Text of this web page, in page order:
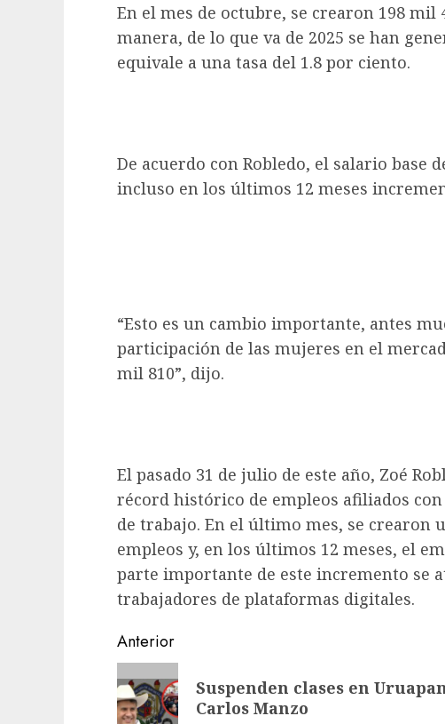
En el mes de octubre, se crearon 198 mil
manera, de lo que va de 2025 se han
equivale a una tasa del 1.8 por ciento.
De acuerdo con Robledo, el salario base
incluso en los últimos 12 meses
“Esto es un cambio importante, antes
participación de las mujeres en el
mil 810”, dijo.
El pasado 31 de julio de este año, Zoé
récord histórico de empleos afiliados
de trabajo. En el último mes, se crearon
empleos y, en los últimos 12 meses, el
parte importante de este incremento se
trabajadores de plataformas digitales.
Navegación
de
entradas
Anterior
Entrada
anterior:
Suspenden clases en
Carlos Manzo